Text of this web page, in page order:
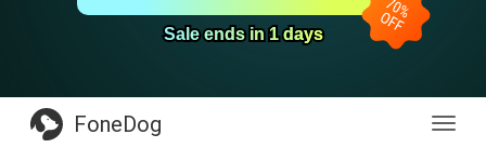
Sale ends in 1 days
Sale ends in 1 days
전
FoneDog